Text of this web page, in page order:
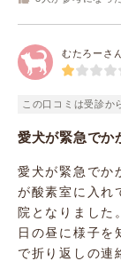
むたろーさ
この口コミは受診か
愛犬が緊急でか
愛犬が緊急でか
が酸素室に入れ
院となりました
日の昼に様子を
で折り返しの連